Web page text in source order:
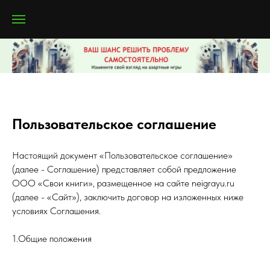
Пользовательское соглашение
Настоящий документ «Пользовательское соглашение»
(далее - Соглашение) представляет собой предложение
ООО «Свои книги», размещенное на сайте neigrayu.ru
(далее - «Сайт»), заключить договор на изложенных ниже
условиях Соглашения.
1.Общие положения